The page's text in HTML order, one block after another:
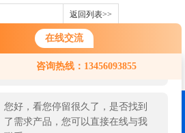
在线交流
咨询热线：13456093855
您好！欢迎前来咨询，很高兴为您
服务，请问您要咨询什么问题呢？
您好，看您停留很久了，是否找到
了需求产品，您可以直接在线与我
返回列表>>
言 联系我们